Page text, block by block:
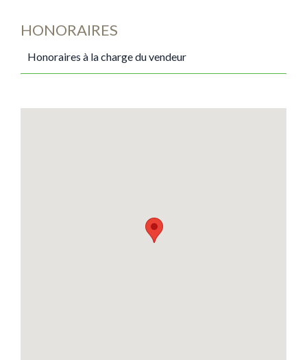
HONORAIRES
Honoraires à la charge du vendeur